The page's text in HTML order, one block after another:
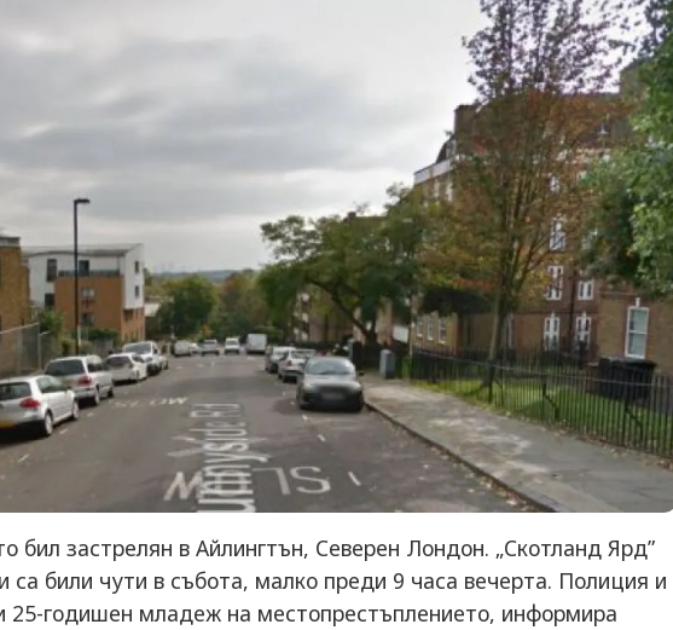
бил застрелян в Айлингтън, Северен Лондон. „Скотланд Ярд”
са били чути в събота, малко преди 9 часа вечерта. Полиция и
25-годишен младеж на местопрестъплението, информира